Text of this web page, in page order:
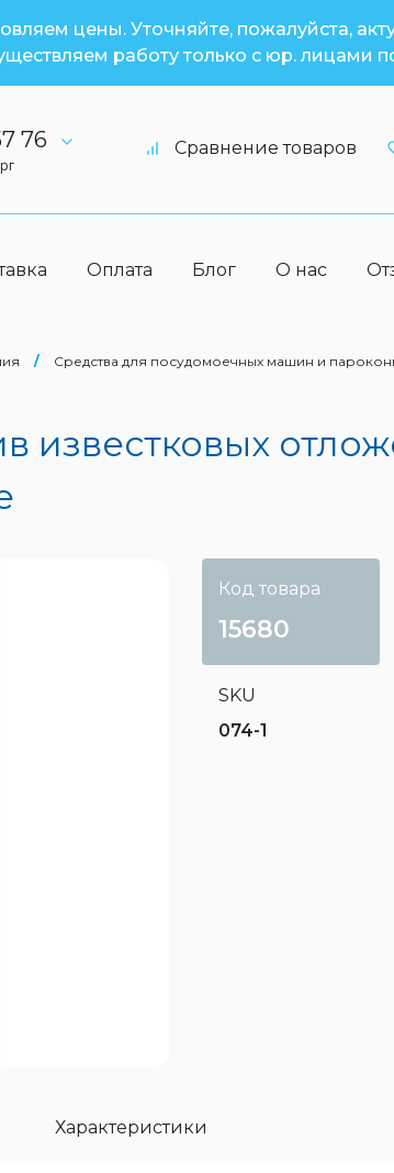
цены. Уточняйте, пожалуйста,
работу только с юр. лицами
76 Сравнение товаров
Оплата Блог О нас
/ Средства для посудомоечных машин и
известковых
Код товара
15680
SKU
074-1
Характеристики